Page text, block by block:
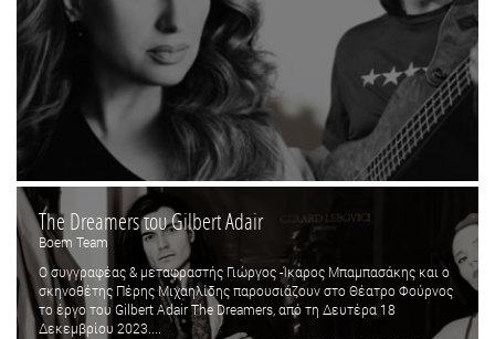
The Dreamers του Gilbert Adair
Boem Team
Ο συγγραφέας & μεταφραστής Γιώργος -Ίκαρος Μπαμπασάκης και ο
σκηνοθέτης Πέρης Μιχαηλίδης παρουσιάζουν στο Θέατρο Φούρνος
το έργο του Gilbert Adair The Dreamers, από τη Δευτέρα 18
Δεκεμβρίου 2023....